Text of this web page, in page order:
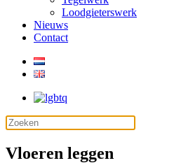
Loodgieterswerk
Nieuws
Contact
Vloeren leggen